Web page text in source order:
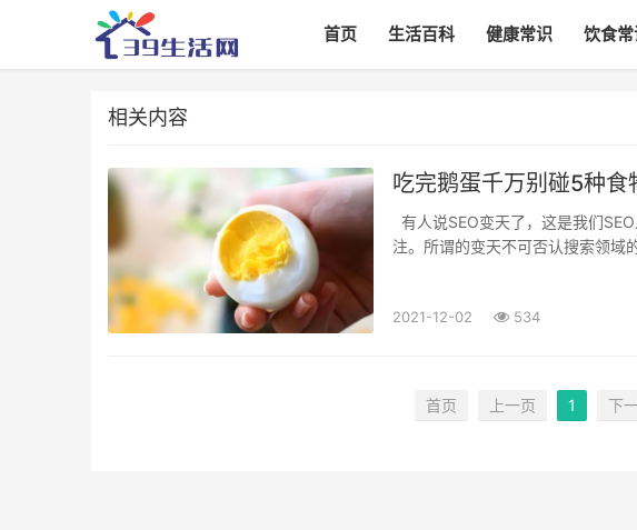
首页 生活百科 健康常识 饮食
相关内容
吃完鹅蛋千万别碰5种食
注。所谓的变天不可否认搜索领域
2021-12-02 534
首页 上一页 1 下